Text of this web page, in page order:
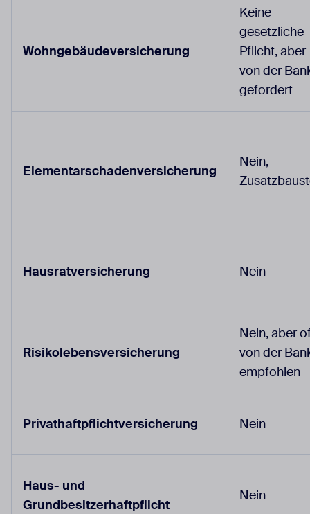
Wohngebäudeversicherung
Keine
gesetzliche
Pflicht, aber
von der
gefordert
Elementarschadenversicherung
Nein,
Hausratversicherung Nein
Risikolebensversicherung
Nein, aber
von der
empfohlen
Privathaftpflichtversicherung Nein
Haus- und
Grundbesitzerhaftpflicht
Nein